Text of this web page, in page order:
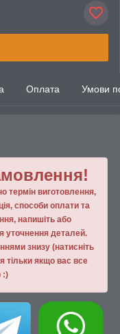
Оплата Умови
термін виготовлення,
способи оплати та
напишiть або
уточнення деталей.
знизу (натисніть
тiльки якщо вас все
:)